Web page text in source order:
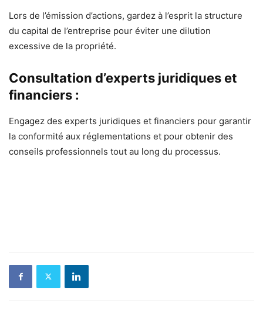
Lors de l’émission d’actions, gardez à l’esprit la structure
du capital de l’entreprise pour éviter une dilution
excessive de la propriété.
Consultation d’experts juridiques et
financiers :
Engagez des experts juridiques et financiers pour garantir
la conformité aux réglementations et pour obtenir des
conseils professionnels tout au long du processus.